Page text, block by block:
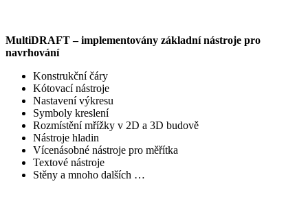
MultiDRAFT – implementovány základní nástroje pro
navrhování
Konstrukční čáry
Kótovací nástroje
Nastavení výkresu
Symboly kreslení
Rozmístění mřížky v 2D a 3D budově
Nástroje hladin
Vícenásobné nástroje pro měřítka
Textové nástroje
Stěny a mnoho dalších …